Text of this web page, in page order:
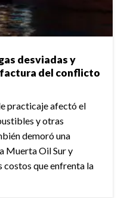
desviadas y
del conflicto
practicaje afectó el
y otras
demoró una
Muerta Oil Sur y
costos que enfrenta la